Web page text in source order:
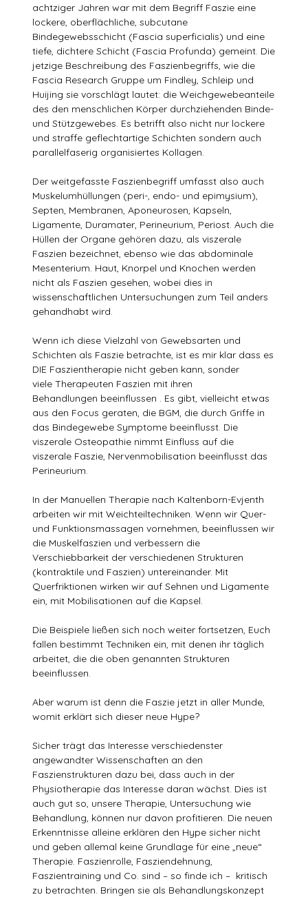
achtziger Jahren war mit dem Begriff Faszie eine
lockere, oberflächliche, subcutane
Bindegewebsschicht (Fascia superficialis) und eine
tiefe, dichtere Schicht (Fascia Profunda) gemeint. Die
jetzige Beschreibung des Faszienbegriffs, wie die
Fascia Research Gruppe um Findley, Schleip und
Huijing sie vorschlägt lautet: die Weichgewebeanteile
des den menschlichen Körper durchziehenden Binde-
und Stützgewebes. Es betrifft also nicht nur lockere
und straffe geflechtartige Schichten sondern auch
parallelfaserig organisiertes Kollagen.
Der weitgefasste Faszienbegriff umfasst also auch
Muskelumhüllungen (peri-, endo- und epimysium),
Septen, Membranen, Aponeurosen, Kapseln,
Ligamente, Duramater, Perineurium, Periost. Auch die
Hüllen der Organe gehören dazu, als viszerale
Faszien bezeichnet, ebenso wie das abdominale
Mesenterium. Haut, Knorpel und Knochen werden
nicht als Faszien gesehen, wobei dies in
wissenschaftlichen Untersuchungen zum Teil anders
gehandhabt wird.
Wenn ich diese Vielzahl von Gewebsarten und
Schichten als Faszie betrachte, ist es mir klar dass es
DIE Faszientherapie nicht geben kann, sonder
viele Therapeuten Faszien mit ihren
Behandlungen beeinflussen . Es gibt, vielleicht etwas
aus den Focus geraten, die BGM, die durch Griffe in
das Bindegewebe Symptome beeinflusst. Die
viszerale Osteopathie nimmt Einfluss auf die
viszerale Faszie, Nervenmobilisation beeinflusst das
Perineurium.
In der Manuellen Therapie nach Kaltenborn-Evjenth
arbeiten wir mit Weichteiltechniken. Wenn wir Quer-
und Funktionsmassagen vornehmen, beeinflussen wir
die Muskelfaszien und verbessern die
Verschiebbarkeit der verschiedenen Strukturen
(kontraktile und Faszien) untereinander. Mit
Querfriktionen wirken wir auf Sehnen und Ligamente
ein, mit Mobilisationen auf die Kapsel.
Die Beispiele ließen sich noch weiter fortsetzen, Euch
fallen bestimmt Techniken ein, mit denen ihr täglich
arbeitet, die die oben genannten Strukturen
beeinflussen.
Aber warum ist denn die Faszie jetzt in aller Munde,
womit erklärt sich dieser neue Hype?
Sicher trägt das Interesse verschiedenster
angewandter Wissenschaften an den
Faszienstrukturen dazu bei, dass auch in der
Physiotherapie das Interesse daran wächst. Dies ist
auch gut so, unsere Therapie, Untersuchung wie
Behandlung, können nur davon profitieren. Die neuen
Erkenntnisse alleine erklären den Hype sicher nicht
und geben allemal keine Grundlage für eine „neue“
Therapie. Faszienrolle, Fasziendehnung,
Faszientraining und Co. sind – so finde ich – kritisch
zu betrachten. Bringen sie als Behandlungskonzept